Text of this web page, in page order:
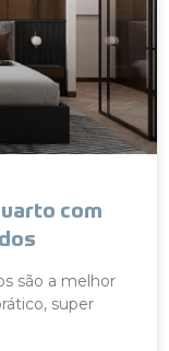
com
são a melhor
super